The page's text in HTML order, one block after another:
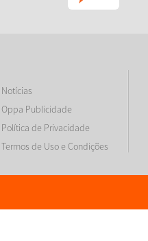
Notícias
Oppa Publicidade
Política de Privacidade
Termos de Uso e Condições